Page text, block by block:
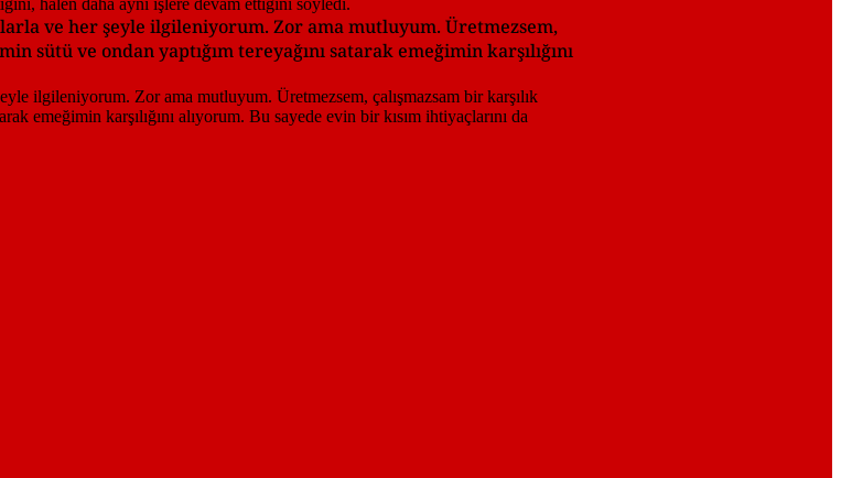
ve her şeyle ilgileniyorum. Zor ama mutluyum. Üretmezsem,
sütü ve ondan yaptığım tereyağını satarak emeğimin karşılığını